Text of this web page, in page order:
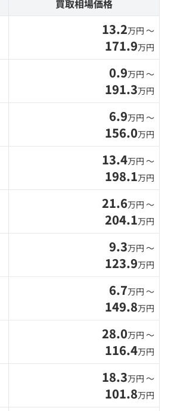
買取相場価格
13.2万円 〜
171.9万円
0.9万円 〜
191.3万円
6.9万円 〜
156.0万円
13.4万円 〜
198.1万円
21.6万円 〜
204.1万円
9.3万円 〜
123.9万円
6.7万円 〜
149.8万円
28.0万円 〜
116.4万円
18.3万円 〜
101.8万円